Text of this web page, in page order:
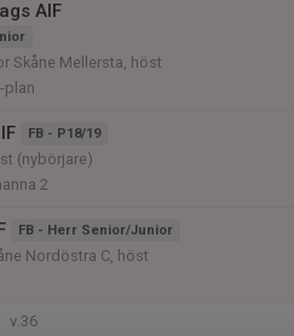
AIF
Skåne Mellersta, höst
plan
FB - P18/19
(nybörjare)
2
FB - Herr Senior/Junior
Nordöstra C, höst
v.36